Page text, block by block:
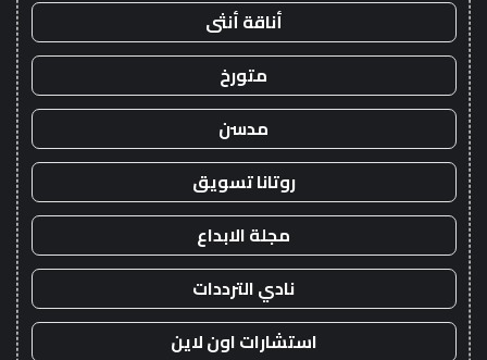
أناقة أنثى
متورخ
مدسن
روتانا تسويق
مجلة الابداع
نادي الترددات
استشارات اون لاين